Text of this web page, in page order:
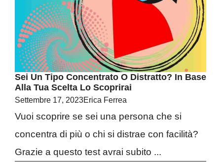
Sei Un Tipo Concentrato O Distratto? In Base
Alla Tua Scelta Lo Scoprirai
Settembre 17, 2023Erica Ferrea
Vuoi scoprire se sei una persona che si
concentra di più o chi si distrae con facilità?
Grazie a questo test avrai subito ...